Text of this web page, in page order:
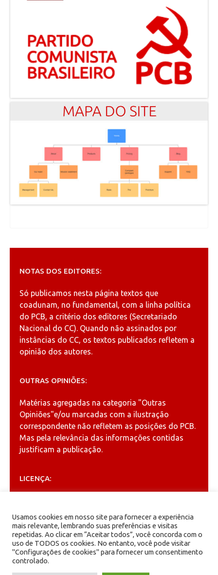
NOTAS DOS EDITORES:
Só publicamos nesta página textos que
coadunam, no fundamental, com a linha política
do PCB, a critério dos editores (Secretariado
Nacional do CC). Quando não assinados por
instâncias do CC, os textos publicados refletem a
opinião dos autores.
OUTRAS OPINIÕES:
Matérias agregadas na categoria "Outras
Opiniões"e/ou marcadas com a ilustração
correspondente não refletem as posições do PCB.
Mas pela relevância das informações contidas
justificam a publicação.
LICENÇA:
Creative Commons
ARQUIVOS
Arquivos
Usamos cookies em nosso site para fornecer a experiência
mais relevante, lembrando suas preferências e visitas
repetidas. Ao clicar em “Aceitar todos”, você concorda com o
uso de TODOS os cookies. No entanto, você pode visitar
"Configurações de cookies" para fornecer um consentimento
controlado.